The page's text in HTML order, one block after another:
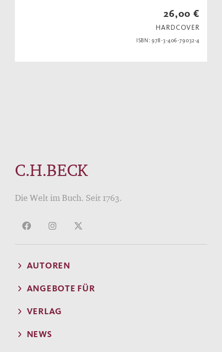
26,00 €
HARDCOVER
ISBN: 978-3-406-79032-4
C.H.BECK
Die Welt im Buch. Seit 1763.
AUTOREN
ANGEBOTE FÜR
VERLAG
NEWS